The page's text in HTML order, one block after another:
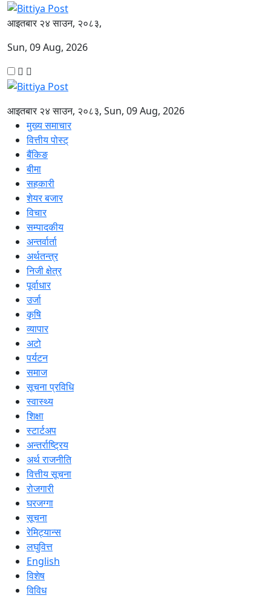
आइतबार २४ साउन, २०८३,
Sun, 09 Aug, 2026
आइतबार २४ साउन, २०८३, Sun, 09 Aug, 2026
मुख्य समाचार
वित्तीय पोस्ट्
बैंकिङ
बीमा
सहकारी
शेयर बजार
विचार
सम्पादकीय
अन्तर्वार्ता
अर्थतन्त्र
निजी क्षेत्र
पूर्वाधार
उर्जा
कृषि
व्यापार
अटो
पर्यटन
समाज
सूचना प्रविधि
स्वास्थ्य
शिक्षा
स्टार्टअप
अन्तर्राष्ट्रिय
अर्थ राजनीति
वित्तीय सूचना
रोजगारी
घरजग्गा
सूचना
रेमिट्यान्स
लघुवित्त
English
विशेष
विविध